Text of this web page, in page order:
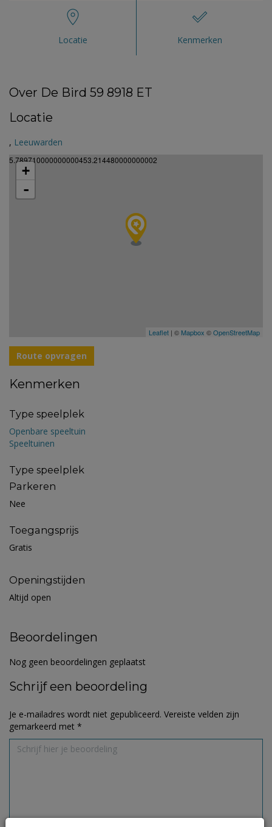
Locatie Kenmerken
Over De Bird 59 8918 ET
Locatie
, Leeuwarden
5.789710000000000453.214480000000002
+
-
Leaflet | © Mapbox ©OpenStreetMap
Route opvragen
Kenmerken
Type speelplek
Openbare speeltuin
Speeltuinen
Type speelplek
Parkeren
Nee
Toegangsprijs
Gratis
Openingstijden
Altijd open
Beoordelingen
Nog geen beoordelingen geplaatst
Schrijf een beoordeling
Je e-mailadres wordt niet gepubliceerd. Vereiste velden zijn
gemarkeerd met *